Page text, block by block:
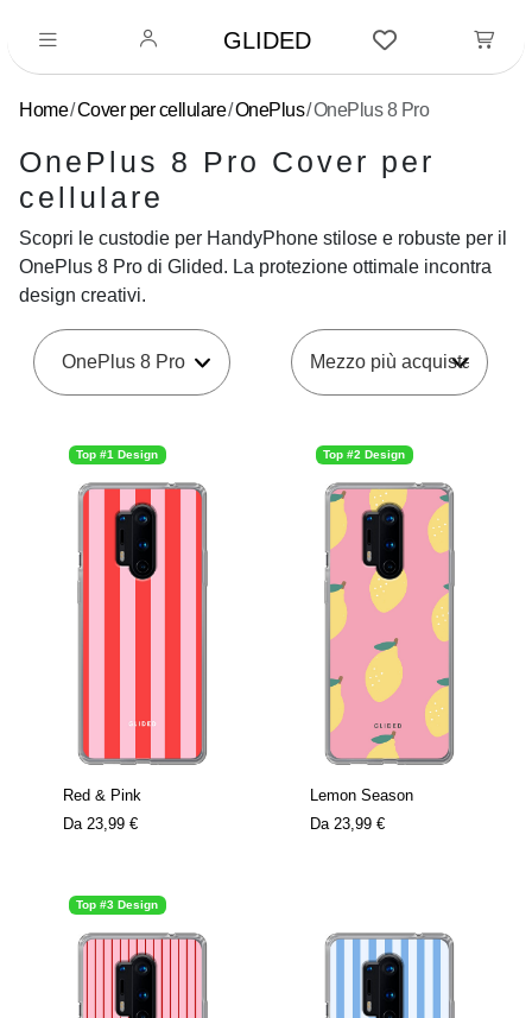
GLIDED
Home Cover per cellulare OnePlus OnePlus 8 Pro
OnePlus 8 Pro Cover per
cellulare
Scopri le custodie per HandyPhone stilose e robuste per il
OnePlus 8 Pro di Glided. La protezione ottimale incontra
design creativi.
OnePlus 8 Pro
Top #1 Design
Red & Pink
Da 23,99 €
Top #2 Design
Lemon Season
Da 23,99 €
Top #3 Design